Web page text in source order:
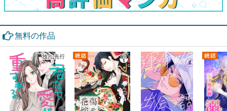
無料の作品